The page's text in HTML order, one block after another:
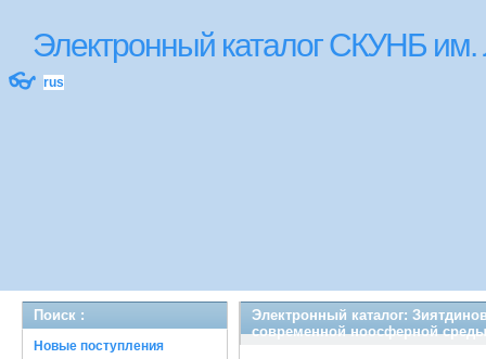
Электронный каталог СКУНБ
👓 rus
Поиск :
Новые поступления
Электронный каталог:
современной ноосферной среды